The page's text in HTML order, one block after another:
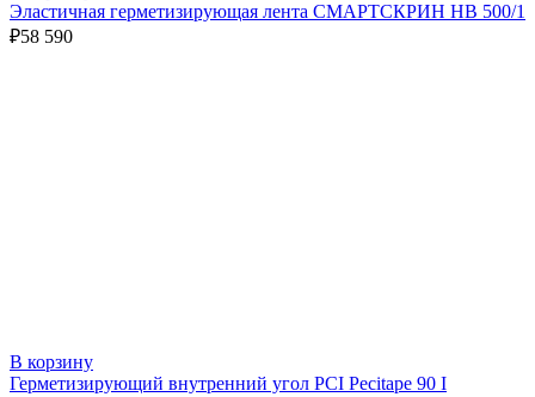
Эластичная герметизирующая лента СМАРТСКРИН HB 500/1
₽58 590
В корзину
Герметизирующий внутренний угол PCI Pecitape 90 I